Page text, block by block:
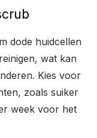
dode huidcellen
wat kan
Kies voor
zoals suiker
week voor het